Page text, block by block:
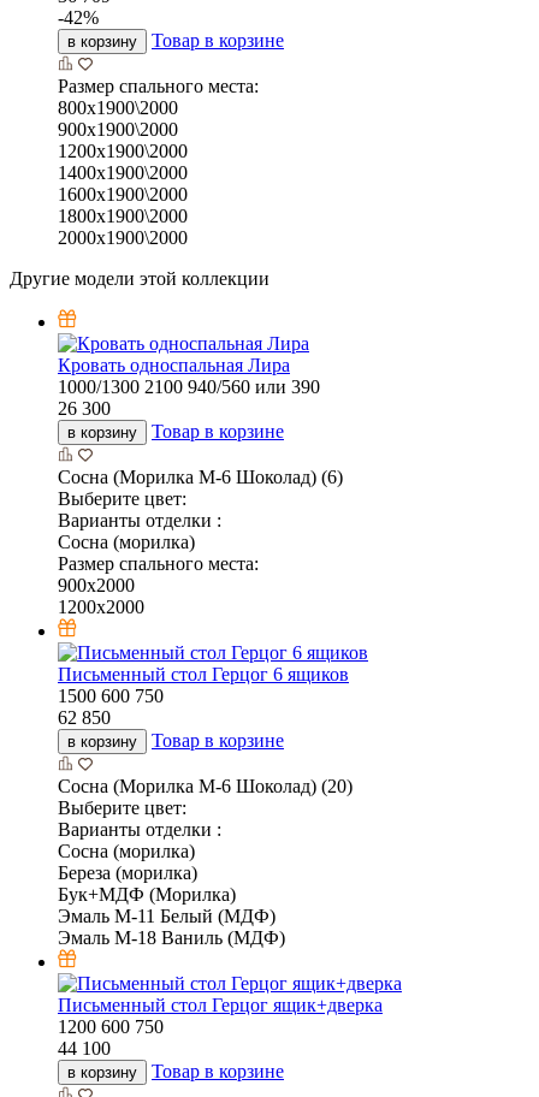
-42%
в корзину Товар в корзине
Размер спального места:
800х1900\2000
900х1900\2000
1200х1900\2000
1400х1900\2000
1600х1900\2000
1800х1900\2000
2000х1900\2000
Другие модели этой коллекции
Кровать односпальная Лира
1000/1300 2100 940/560 или 390
26 300
в корзину Товар в корзине
Сосна (Морилка М-6 Шоколад) (6)
Выберите цвет:
Варианты отделки :
Сосна (морилка)
Размер спального места:
900х2000
1200х2000
Письменный стол Герцог 6 ящиков
1500 600 750
62 850
в корзину Товар в корзине
Сосна (Морилка М-6 Шоколад) (20)
Выберите цвет:
Варианты отделки :
Сосна (морилка)
Береза (морилка)
Бук+МДФ (Морилка)
Эмаль М-11 Белый (МДФ)
Эмаль М-18 Ваниль (МДФ)
Письменный стол Герцог ящик+дверка
1200 600 750
44 100
в корзину Товар в корзине